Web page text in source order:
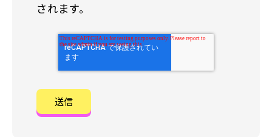
されます。